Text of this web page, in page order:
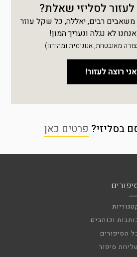
לסליזי שאלת?
משאבים רבים, יאללה, כל שקל עוזר
אנחנו לא נגלה ונעריך המון!
בסליזי? פרטים כאן
וכותבים
הסיפורים
סיפור